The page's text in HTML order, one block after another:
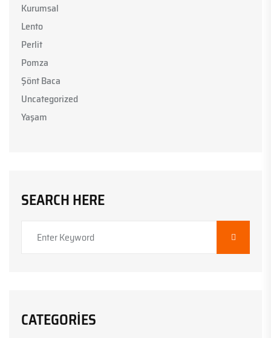
Kurumsal
Lento
Perlit
Pomza
Şönt Baca
Uncategorized
Yaşam
SEARCH HERE
CATEGORIES